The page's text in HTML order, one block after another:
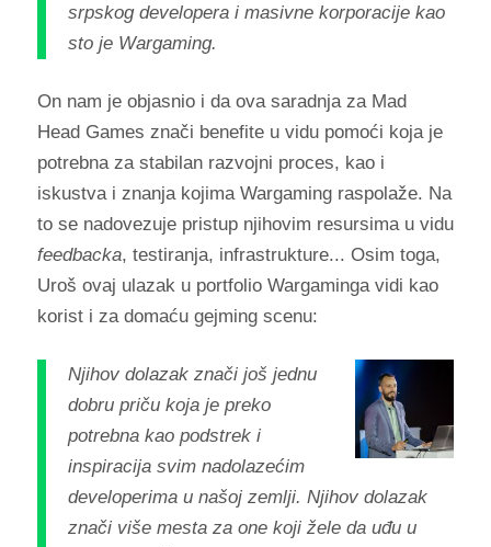
srpskog developera i masivne korporacije kao
sto je Wargaming.
On nam je objasnio i da ova saradnja za Mad
Head Games znači benefite u vidu pomoći koja je
potrebna za stabilan razvojni proces, kao i
iskustva i znanja kojima Wargaming raspolaže. Na
to se nadovezuje pristup njihovim resursima u vidu
feedbacka, testiranja, infrastrukture... Osim toga,
Uroš ovaj ulazak u portfolio Wargaminga vidi kao
korist i za domaću gejming scenu:
Njihov dolazak znači još jednu
dobru priču koja je preko
potrebna kao podstrek i
inspiracija svim nadolazećim
developerima u našoj zemlji. Njihov dolazak
znači više mesta za one koji žele da uđu u